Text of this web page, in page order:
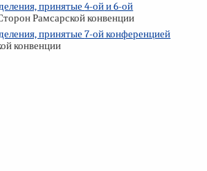
принятые4-ойи6-ой
Рамсарской конвенции
принятые7-ойконференцией
конвенции